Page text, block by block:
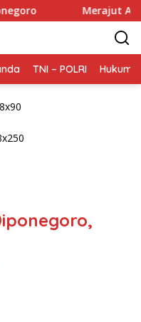
Merajut Asa di Dusun
TNI – POLRI Hukum